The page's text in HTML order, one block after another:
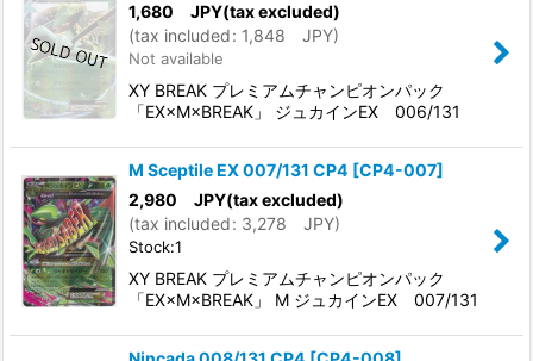
1,680 JPY(tax excluded)
(tax included: 1,848 JPY)
Not available
XY BREAK プレミアムチャンピオンパック
「EX×M×BREAK」 ジュカインEX 006/131
M Sceptile EX 007/131 CP4 [CP4-007]
2,980 JPY(tax excluded)
(tax included: 3,278 JPY)
Stock:1
XY BREAK プレミアムチャンピオンパック
「EX×M×BREAK」 M ジュカインEX 007/131